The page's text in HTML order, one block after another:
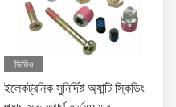
ভিডিও
ইলেকট্রনিক সুনির্দিষ্ট অ্যান্টি স্কিডিং